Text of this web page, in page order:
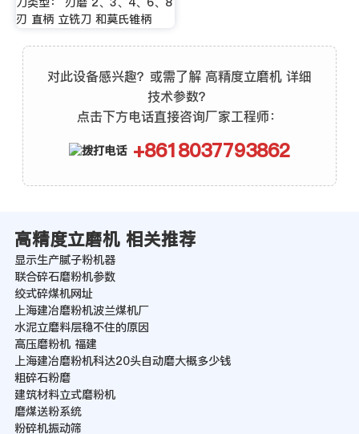
刃 直柄 立铣刀 和莫氏锥柄
对此设备感兴趣？或需了解 高精度立磨机 详细
技术参数？
点击下方电话直接咨询厂家工程师：
+8618037793862
高精度立磨机 相关推荐
显示生产腻子粉机器
联合碎石磨粉机参数
绞式碎煤机网址
上海建冶磨粉机波兰煤机厂
水泥立磨料层稳不住的原因
高压磨粉机 福建
上海建冶磨粉机科达20头自动磨大概多少钱
粗碎石粉磨
建筑材料立式磨粉机
磨煤送粉系统
粉碎机振动筛